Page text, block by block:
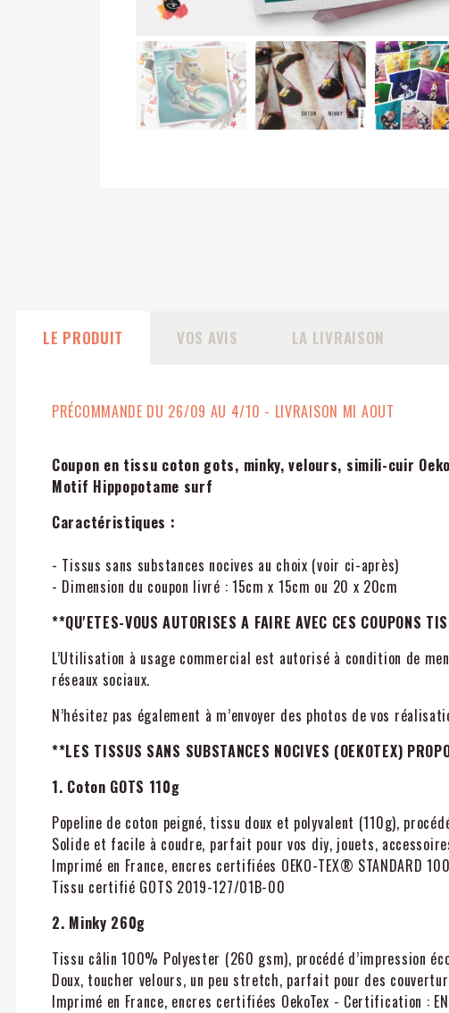
LE PRODUIT VOS AVIS LA LIVRAISON
PRÉCOMMANDE DU 26/09 AU 4/10 - LIVRAISON MI AOUT
Coupon en tissu coton gots, minky, velours, simili-cuir
Motif Hippopotame surf
Caractéristiques :
- Tissus sans substances nocives au choix (voir ci-après)
- Dimension du coupon livré : 15cm x 15cm ou 20 x 20cm
**QU'ETES-VOUS AUTORISES A FAIRE AVEC CES COUPONS
L’Utilisation à usage commercial est autorisé à condition de
réseaux sociaux.
N’hésitez pas également à m’envoyer des photos de vos
**LES TISSUS SANS SUBSTANCES NOCIVES (OEKOTEX)
1. Coton GOTS 110g
Popeline de coton peigné, tissu doux et polyvalent (110g),
Solide et facile à coudre, parfait pour vos diy, jouets,
Imprimé en France, encres certifiées OEKO-TEX® STANDARD
Tissu certifié GOTS 2019-127/01B-00
2. Minky 260g
Tissu câlin 100% Polyester (260 gsm), procédé d’impression
Doux, toucher velours, un peu stretch, parfait pour des
Imprimé en France, encres certifiées OekoTex - Certification :